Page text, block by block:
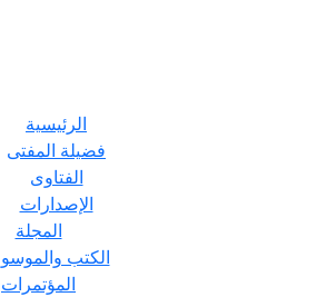
الرئيسية
فضيلة المفتى
الفتاوى
الإصدارات
المجلة
الكتب
المؤتمرات